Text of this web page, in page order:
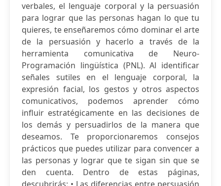
verbales, el lenguaje corporal y la persuasión
para lograr que las personas hagan lo que tu
quieres, te enseñaremos cómo dominar el arte
de la persuasión y hacerlo a través de la
herramienta comunicativa de Neuro-
Programación lingüística (PNL). Al identificar
señales sutiles en el lenguaje corporal, la
expresión facial, los gestos y otros aspectos
comunicativos, podemos aprender cómo
influir estratégicamente en las decisiones de
los demás y persuadirlos de la manera que
deseamos. Te proporcionaremos consejos
prácticos que puedes utilizar para convencer a
las personas y lograr que te sigan sin que se
den cuenta. Dentro de estas páginas,